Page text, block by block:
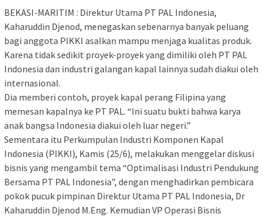
BEKASI-MARITIM : Direktur Utama PT PAL Indonesia,
Kaharuddin Djenod, menegaskan sebenarnya banyak peluang
bagi anggota PIKKI asalkan mampu menjaga kualitas produk.
Karena tidak sedikit proyek-proyek yang dimiliki oleh PT PAL
Indonesia dan industri galangan kapal lainnya sudah diakui oleh
internasional.
Dia memberi contoh, proyek kapal perang Filipina yang
memesan kapalnya ke PT PAL. “Ini suatu bukti bahwa karya
anak bangsa Indonesia diakui oleh luar negeri.”
Sementara itu Perkumpulan Industri Komponen Kapal
Indonesia (PIKKI), Kamis (25/6), melakukan menggelar diskusi
bisnis yang mengambil tema “Optimalisasi Industri Pendukung
Bersama PT PAL Indonesia”, dengan menghadirkan pembicara
pokok pucuk pimpinan Direktur Utama PT PAL Indonesia, Dr
Kaharuddin Djenod M.Eng. Kemudian VP Operasi Bisnis